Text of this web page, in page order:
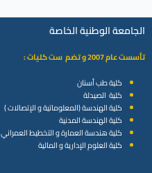
الجامعة الوطنية الخاصة
تأسست عام 2007 و تضم ست كليات :
كلية طب أسنان
كلية الصيدلة
كلية الهندسة (المعلوماتية و الإتصالات )
كلية الهندسة المدنية
كلية هندسة العمارة و التخطيط العمراني
كلية العلوم الإدارية و المالية